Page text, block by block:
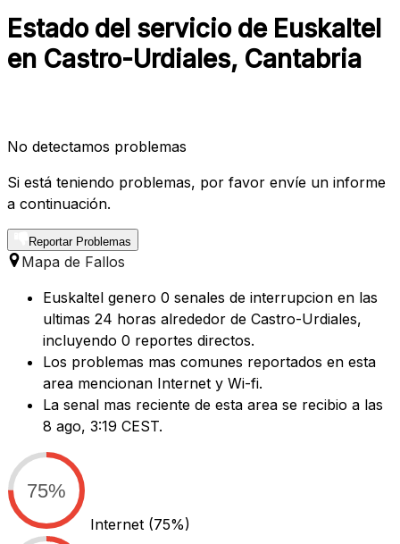
Estado del servicio de Euskaltel
en Castro-Urdiales, Cantabria
No detectamos problemas
Si está teniendo problemas, por favor envíe un informe
a continuación.
Reportar Problemas
Mapa de Fallos
Euskaltel genero 0 senales de interrupcion en las
ultimas 24 horas alrededor de Castro-Urdiales,
incluyendo 0 reportes directos.
Los problemas mas comunes reportados en esta
area mencionan Internet y Wi-fi.
La senal mas reciente de esta area se recibio a las
8 ago, 3:19 CEST.
75%
Internet (75%)